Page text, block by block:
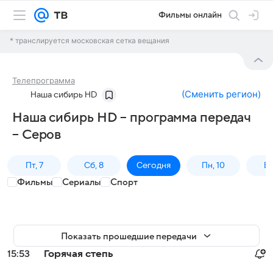
Фильмы онлайн
* транслируется московская сетка вещания
Телепрограмма
Наша сибирь HD (Сменить регион)
Наша сибирь HD – программа передач
– Серов
Пт, 7 Сб, 8 Сегодня Пн, 10
Фильмы Сериалы Спорт
Показать прошедшие передачи
15:53
Горячая степь